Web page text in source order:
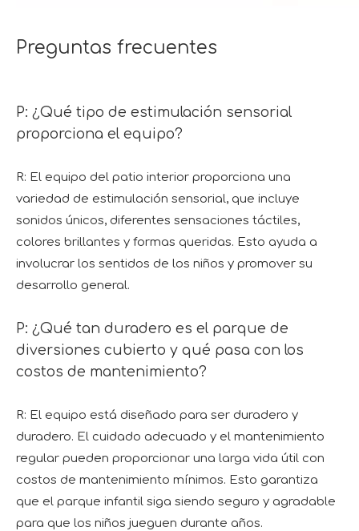
Preguntas frecuentes
P: ¿Qué tipo de estimulación sensorial
proporciona el equipo?
R: El equipo del patio interior proporciona una
variedad de estimulación sensorial, que incluye
sonidos únicos, diferentes sensaciones táctiles,
colores brillantes y formas queridas. Esto ayuda a
involucrar los sentidos de los niños y promover su
desarrollo general.
P: ¿Qué tan duradero es el parque de
diversiones cubierto y qué pasa con los
costos de mantenimiento?
R: El equipo está diseñado para ser duradero y
duradero. El cuidado adecuado y el mantenimiento
regular pueden proporcionar una larga vida útil con
costos de mantenimiento mínimos. Esto garantiza
que el parque infantil siga siendo seguro y agradable
para que los niños jueguen durante años.